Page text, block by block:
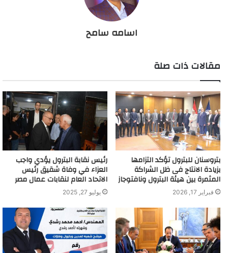
اسامه سامح
مقالات ذات صلة
بتروسنان للبترول تؤكد التزامها
بزيادة الانتاج فى ظل الشراكة
المثمرة بين هيئة البترول ونافتوجاز
فبراير 17, 2026
رئيس نقابة البترول يؤدي واجب
العزاء في وفاة شقيق رئيس
الاتحاد العام لنقابات عمال مصر
يوليو 27, 2025